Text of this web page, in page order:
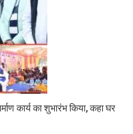
कार्य का शुभारंभ किया, कहा घर